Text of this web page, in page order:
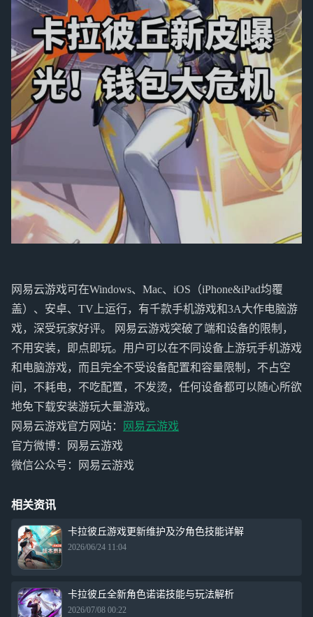
网易云游戏可在Windows、Mac、iOS（iPhone&iPad均覆
盖）、安卓、TV上运行，有千款手机游戏和3A大作电脑游
戏，深受玩家好评。 网易云游戏突破了端和设备的限制，
不用安装，即点即玩。用户可以在不同设备上游玩手机游戏
和电脑游戏，而且完全不受设备配置和容量限制，不占空
间，不耗电，不吃配置，不发烫，任何设备都可以随心所欲
地免下载安装游玩大量游戏。
网易云游戏官方网站：
网易云游戏
官方微博：网易云游戏
微信公众号：网易云游戏
相关资讯
卡拉彼丘游戏更新维护及汐角色技能详解
2026/06/24 11:04
卡拉彼丘全新角色诺诺技能与玩法解析
2026/07/08 00:22